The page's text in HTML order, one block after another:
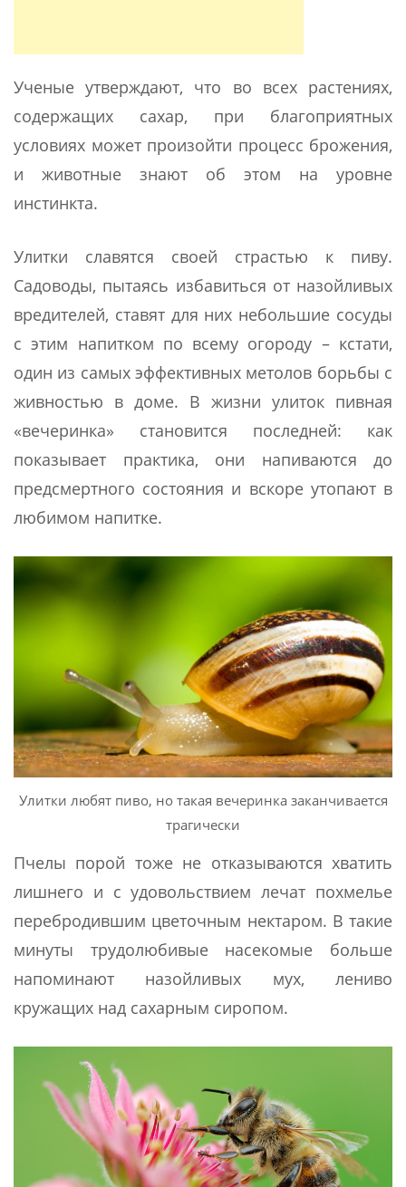
Ученые утверждают, что во всех растениях,
содержащих сахар, при благоприятных
условиях может произойти процесс брожения,
и животные знают об этом на уровне
инстинкта.
Улитки славятся своей страстью к пиву.
Садоводы, пытаясь избавиться от назойливых
вредителей, ставят для них небольшие сосуды
с этим напитком по всему огороду – кстати,
один из самых эффективных метолов борьбы с
живностью в доме. В жизни улиток пивная
«вечеринка» становится последней: как
показывает практика, они напиваются до
предсмертного состояния и вскоре утопают в
любимом напитке.
Улитки любят пиво, но такая вечеринка заканчивается
трагически
Пчелы порой тоже не отказываются хватить
лишнего и с удовольствием лечат похмелье
перебродившим цветочным нектаром. В такие
минуты трудолюбивые насекомые больше
напоминают назойливых мух, лениво
кружащих над сахарным сиропом.